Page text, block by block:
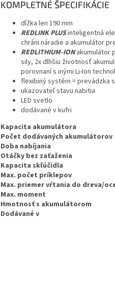
KOMPLETNÉ ŠPECIFIKÁCIE
dĺžka len 190 mm
REDLINK PLUSinteligentná
chráni náradie a akumulátor
REDLITHIUM-IONakumulátor
sily, 2x dlhšiu životnosť
porovnaní s inými Li-Ion
flexibiný systém = prevádzka
ukazovateľ stavu nabitia
LED svetlo
dodávané v kufri
Kapacita akumulátora
Počet dodávaných akumulátorov
Doba nabíjania
Otáčky bez zaťaženia
Kapacita skľúčidla
Max. počet príklepov
Max. priemer vŕtania do dreva/
Max. moment
Hmotnosť s akumulátorom
Dodávané v